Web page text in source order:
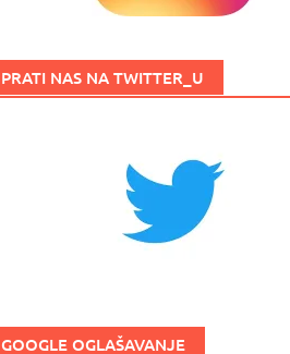
PRATI NAS NA TWITTER_U
GOOGLE OGLAŠAVANJE